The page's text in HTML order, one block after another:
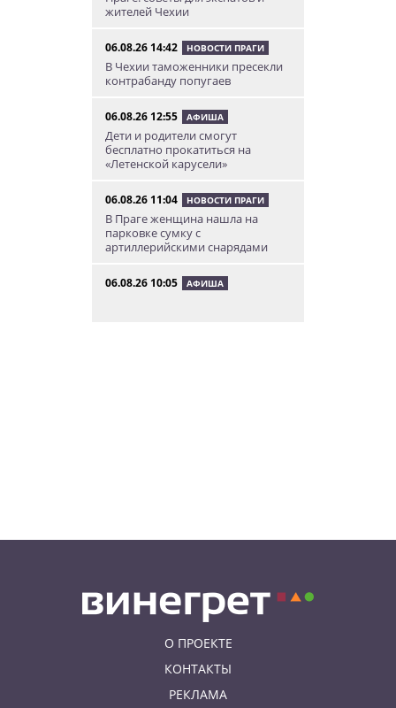
жителей Чехии
06.08.26 14:42 НОВОСТИ ПРАГИ
В Чехии таможенники пресекли
контрабанду попугаев
06.08.26 12:55 АФИША
Дети и родители смогут
бесплатно прокатиться на
«Летенской карусели»
06.08.26 11:04 НОВОСТИ ПРАГИ
В Праге женщина нашла на
парковке сумку с
артиллерийскими снарядами
06.08.26 10:05 АФИША
О ПРОЕКТЕ
КОНТАКТЫ
РЕКЛАМА